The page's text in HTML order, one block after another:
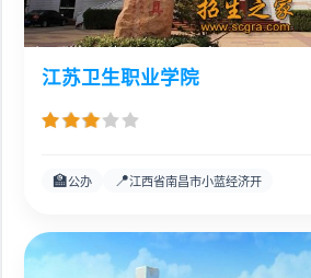
江苏卫生职业学院
🏫公办 📍江西省南昌市小蓝经济开